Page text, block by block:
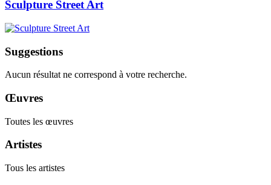
Sculpture Street Art
Suggestions
Aucun résultat ne correspond à votre recherche.
Œuvres
Toutes les œuvres
Artistes
Tous les artistes